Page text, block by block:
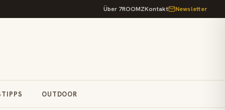
Über 7ROOMZKontakt Newsletter
OUTDOOR